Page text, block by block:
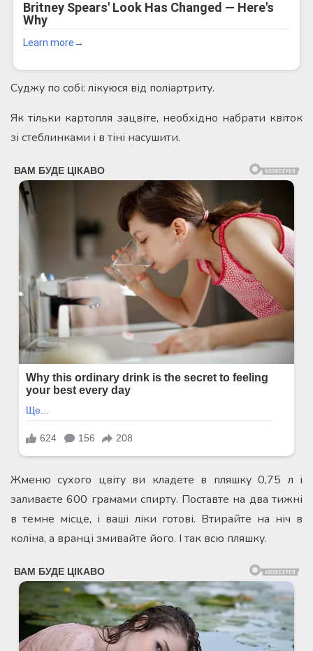
Суджу по собі: лікуюся від поліартриту.
Як тільки картопля зацвіте, необхідно набрати квіток
зі стеблинками і в тіні насушити.
Жменю сухого цвіту ви кладете в пляшку 0,75 л і
заливаєте 600 грамами спирту. Поставте на два тижні
в темне місце, і ваші ліки готові. Втирайте на ніч в
коліна, а вранці змивайте його. І так всю пляшку.